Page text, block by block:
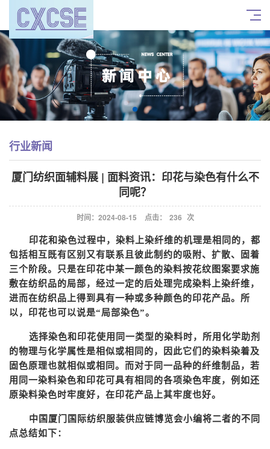
行业新闻
厦门纺织面辅料展 | 面料资讯：印花与染色有什么不
同呢？
时间：2024-08-15 点击： 236 次
印花和染色过程中，染料上染纤维的机理是相同的，都
包括相互既有区别又有联系且彼此制约的吸附、扩散、固着
三个阶段。只是在印花中某一颜色的染料按花纹图案要求施
敷在纺织品的局部，经过一定的后处理完成染料上染纤维，
进而在纺织品上得到具有一种或多种颜色的印花产品。所
以，印花也可以说是“局部染色”。
选择染色和印花使用同一类型的染料时，所用化学助剂
的物理与化学属性是相似或相同的，因此它们的染料染着及
固色原理也就相似或相同。而对于同一品种的纤维制品，若
用同一染料染色和印花可具有相同的各项染色牢度，例如还
原染料染色时牢度好，在印花产品上其牢度也好。
中国厦门国际纺织服装供应链博览会小编将二者的不同
点总结如下：